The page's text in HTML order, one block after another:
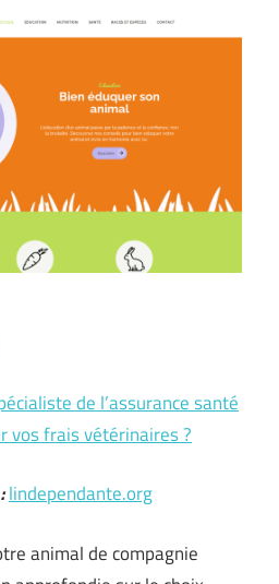
de l’assurance santé
vos frais vétérinaires ?
lindependante.org
animal de compagnie